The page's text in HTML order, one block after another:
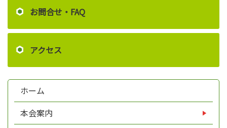
お問合せ・FAQ
アクセス
ホーム
本会案内